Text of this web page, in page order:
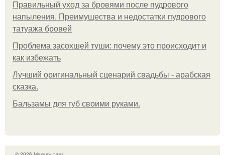
Правильный уход за бровями после пудрового
напыления. Преимущества и недостатки пудрового
татуажа бровей
Проблема засохшей туши: почему это происходит и
как избежать
Лучший оригинальный сценарий свадьбы - арабская
сказка.
Бальзамы для губ своими руками.